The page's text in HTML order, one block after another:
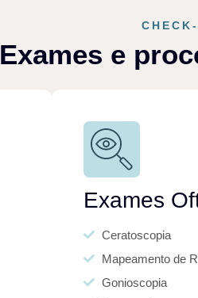
Exames e
Exames
Ceratoscopia
Mapeamento de
Gonioscopia